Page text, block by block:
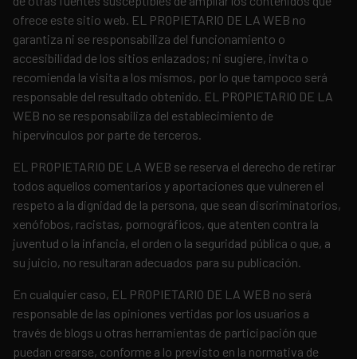
ofrece este sitio web. EL PROPIETARIO DE LA WEB no
garantiza ni se responsabiliza del funcionamiento o
accesibilidad de los sitios enlazados; ni sugiere, invita o
recomienda la visita a los mismos, por lo que tampoco será
responsable del resultado obtenido. EL PROPIETARIO DE LA
WEB no se responsabiliza del establecimiento de
hipervínculos por parte de terceros.
EL PROPIETARIO DE LA WEB se reserva el derecho de retirar
todos aquellos comentarios y aportaciones que vulneren el
respeto a la dignidad de la persona, que sean discriminatorios,
xenófobos, racistas, pornográficos, que atenten contra la
juventud o la infancia, el orden o la seguridad pública o que, a
su juicio, no resultaran adecuados para su publicación.
En cualquier caso, EL PROPIETARIO DE LA WEB no será
responsable de las opiniones vertidas por los usuarios a
través de blogs u otras herramientas de participación que
puedan crearse, conforme a lo previsto en la normativa de